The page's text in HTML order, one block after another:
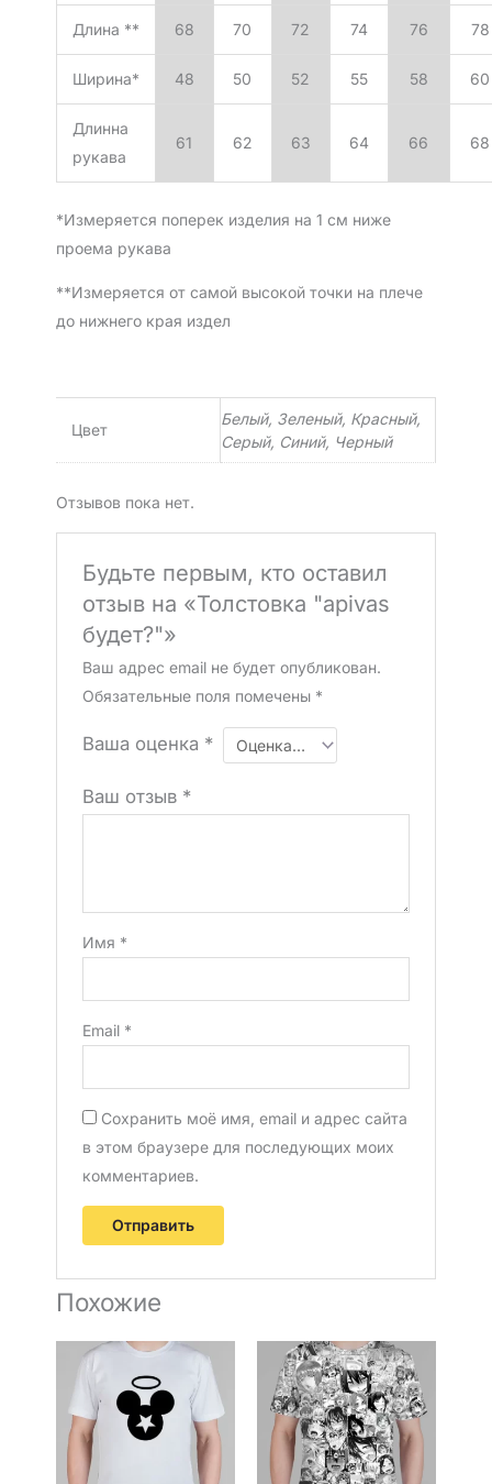
Длина ** 68 70 72 74 76 78
Ширина* 48 50 52 55 58 60
Длинна
рукава
61 62 63 64 66 68
*Измеряется поперек изделия на 1 см ниже
проема рукава
**Измеряется от самой высокой точки на плече
до нижнего края издел
Цвет
Белый, Зеленый, Красный,
Серый, Синий, Черный
Отзывов пока нет.
Будьте первым, кто оставил
отзыв на «Толстовка "apivas
будет?"»
Ваш адрес email не будет опубликован.
Обязательные поля помечены *
Ваша оценка *
Ваш отзыв *
Имя *
Email *
Сохранить моё имя, email и адрес сайта
в этом браузере для последующих моих
комментариев.
Похожие